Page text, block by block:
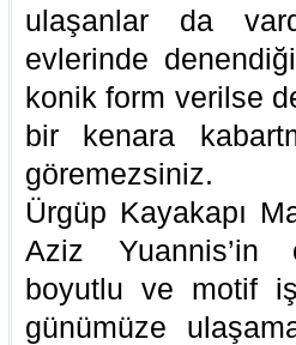
ulaşanlar da
evlerinde
konik form verilse
bir kenara
göremezsiniz.
Ürgüp Kayakapı
Aziz Yuannis’in
boyutlu ve motif
günümüze